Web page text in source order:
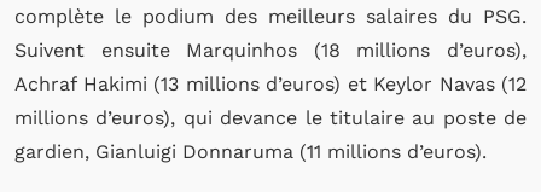
complète le podium des meilleurs salaires du PSG.
Suivent ensuite Marquinhos (18 millions d’euros),
Achraf Hakimi (13 millions d’euros) et Keylor Navas (12
millions d’euros), qui devance le titulaire au poste de
gardien, Gianluigi Donnaruma (11 millions d’euros).